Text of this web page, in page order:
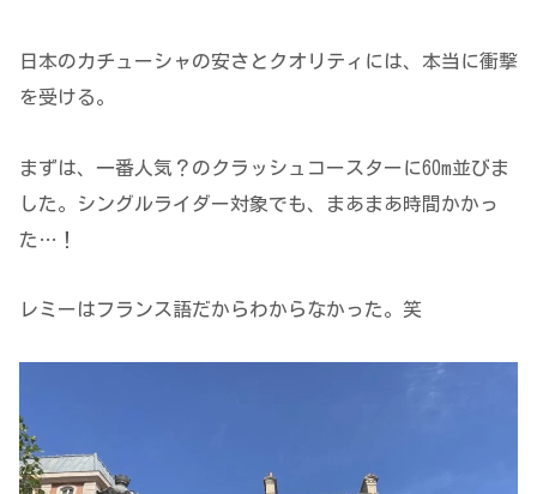
日本のカチューシャの安さとクオリティには、本当に衝撃
を受ける。
まずは、一番人気？のクラッシュコースターに60m並びま
した。シングルライダー対象でも、まあまあ時間かかっ
た…！
レミーはフランス語だからわからなかった。笑